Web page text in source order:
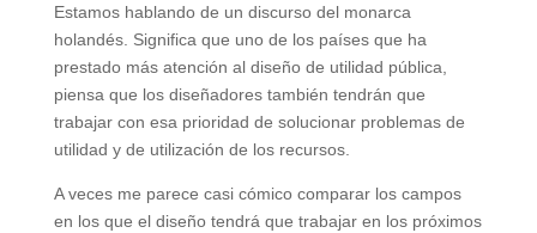
Estamos hablando de un discurso del monarca
holandés. Significa que uno de los países que ha
prestado más atención al diseño de utilidad pública,
piensa que los diseñadores también tendrán que
trabajar con esa prioridad de solucionar problemas de
utilidad y de utilización de los recursos.
A veces me parece casi cómico comparar los campos
en los que el diseño tendrá que trabajar en los próximos